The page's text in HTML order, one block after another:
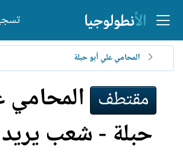
المحامي علي أبو حبلة
مقتطف المحامي
حبلة - شعب يريد